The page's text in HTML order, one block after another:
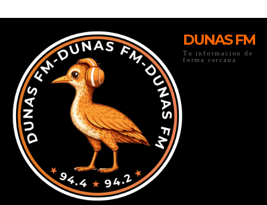
DUNAS FM
Tu informacion de
forma cercana